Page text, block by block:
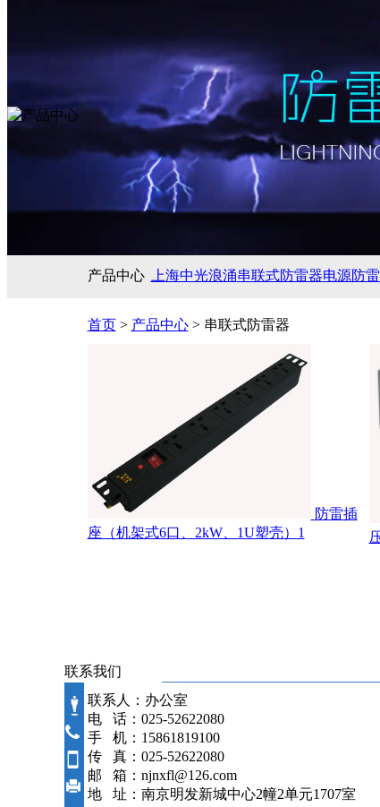
产品中心 上海中光浪涌串联式防雷器电源防
首页> 产品中心> 串联式防雷器
防雷插
座（机架式6口、2kW、1U塑壳）1
联系我们
联系人：办公室
电 话：025-52622080
手 机：15861819100
传 真：025-52622080
邮 箱：njnxfl@126.com
地 址：南京明发新城中心2幢2单元1707室